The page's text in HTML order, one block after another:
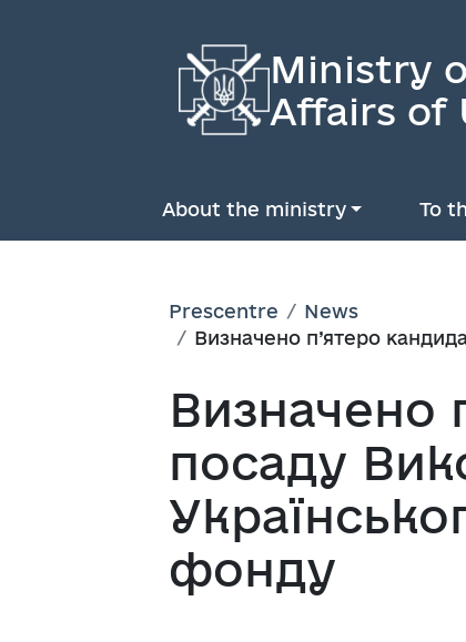
Ministry
Affairs of
About the ministry To
Prescentre
News
Визначено п’ятеро
Визначено
посаду
фонду